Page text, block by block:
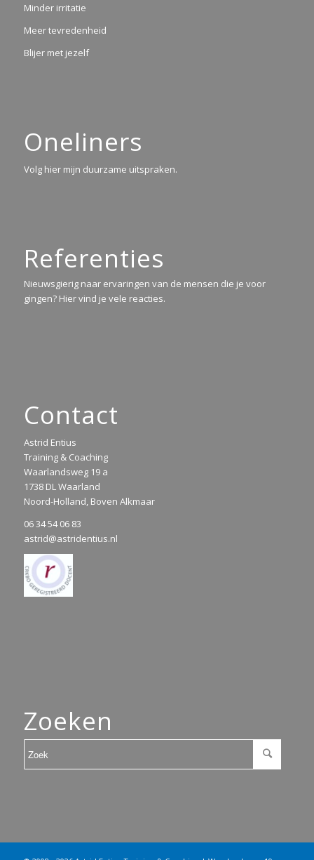
Minder irritatie
Meer tevredenheid
Blijer met jezelf
Oneliners
Volg hier mijn duurzame uitspraken.
Referenties
Nieuwsgierig naar ervaringen van de mensen die je voor
gingen? Hier vind je vele reacties.
Contact
Astrid Entius
Training & Coaching
Waarlandsweg 19 a
1738 DL Waarland
Noord-Holland, Boven Alkmaar
06 34 54 06 83
astrid@astridentius.nl
Zoeken